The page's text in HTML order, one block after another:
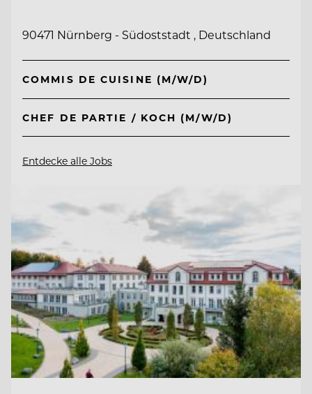
90471 Nürnberg - Südoststadt , Deutschland
COMMIS DE CUISINE (M/W/D)
CHEF DE PARTIE / KOCH (M/W/D)
Entdecke alle Jobs